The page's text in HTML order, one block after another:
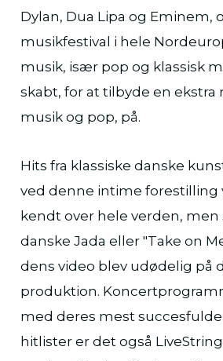
Dylan, Dua Lipa og Eminem,
musikfestival i hele
musik, især pop og klassisk
skabt, for at tilbyde en
musik og pop, på.
Hits fra klassiske danske
ved denne intime forestilling
kendt over hele verden, men
danske Jada eller "Take on
dens video blev udødelig på
produktion.
med deres mest
hitlister er det også